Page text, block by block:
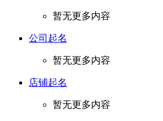
暂无更多内容
公司起名
暂无更多内容
店铺起名
暂无更多内容